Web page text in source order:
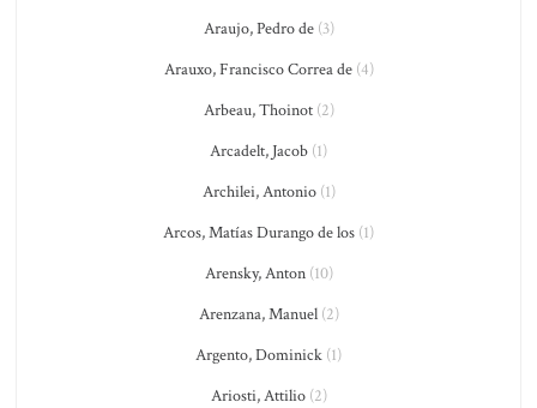
Araujo, Pedro de(3)
Arauxo, Francisco Correa de(4)
Arbeau, Thoinot(2)
Arcadelt, Jacob (1)
Archilei, Antonio(1)
Arcos, Matías Durango de los (1)
Arensky, Anton(10)
Arenzana, Manuel(2)
Argento, Dominick (1)
Ariosti, Attilio(2)